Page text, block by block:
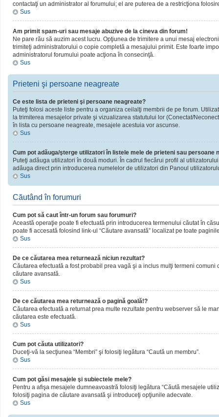
contactaţi un administrator al forumului; el are puterea de a restricţiona
Sus
Am primit spam-uri sau mesaje abuzive de la cineva din forum!
Ne pare rău să auzim acest lucru. Opţiunea de trimitere a unui mesaj
trimiteţi administratorului o copie completă a mesajului primit. Este foarte
administratorul forumului poate acţiona în consecinţă.
Sus
Prieteni şi persoane neagreate
Ce este lista de prieteni şi persoane neagreate?
Puteţi folosi aceste liste pentru a organiza ceilalţi membrii de pe forum.
la trimiterea mesajelor private şi vizualizarea statutului lor (Conectat/
în lista cu persoane neagreate, mesajele acestuia vor ascunse.
Sus
Cum pot adăuga/şterge utilizatori în listele mele de prieteni sau persoane
Puteţi adăuga utilizatori în două moduri. În cadrul fiecărui profil al
adăuga direct prin introducerea numelelor de utilizatori din Panoul
Sus
Căutând în forumuri
Cum pot să caut într-un forum sau forumuri?
Această operaţie poate fi efectuată prin introducerea termenului căutat în
poate fi accesată folosind link-ul “Căutare avansată” localizat pe toate
Sus
De ce căutarea mea returnează niciun rezultat?
Căutarea efectuată a fost probabil prea vagă şi a inclus mulţi termeni
căutare avansată.
Sus
De ce căutarea mea returnează o pagină goală!?
Căutarea efectuată a returnat prea multe rezultate pentru webserver să le
căutarea este efectuată.
Sus
Cum pot căuta utilizatori?
Duceţi-vă la secţiunea “Membri” şi folosiţi legătura “Caută un membru”.
Sus
Cum pot găsi mesajele şi subiectele mele?
Pentru a afişa mesajele dumneavoastră folosiţi legătura “Căută mesajele
folosiţi pagina de căutare avansată şi introduceţi opţiunile adecvate.
Sus